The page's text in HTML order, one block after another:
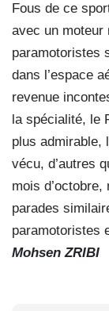
Fous de ce
avec un moteur
paramotoristes
dans l’espace
revenue
la spécialité, le
plus admirable,
vécu, d’autres
mois
parades
paramotoristes
Mohsen ZRIBI